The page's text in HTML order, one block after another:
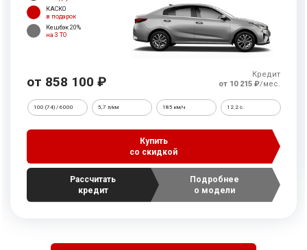
КАСКО
в подарок
Кешбэк 20%
на 3 ТО
от 858 100 ₽
Кредит
от 10 215 ₽/мес.
100 (74) / 6000 5,7 л/км 185 км/ч 12.2 c.
Купить
со скидкой
Рассчитать
кредит
Подробнее
о модели